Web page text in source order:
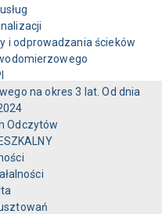
i odprowadzania ścieków
na okres 3 lat. Od dnia
Odczytów